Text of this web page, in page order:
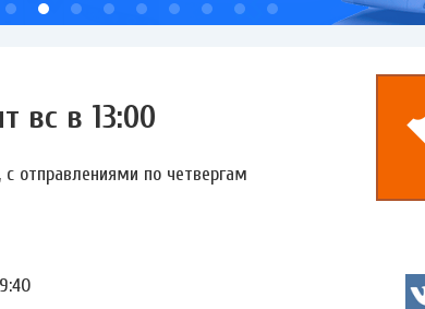
вс в 13:00
отправлениями по четвергам